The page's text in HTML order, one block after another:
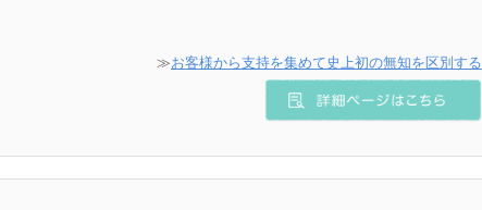
≫お客様から支持を集めて史上初の無知を区別する